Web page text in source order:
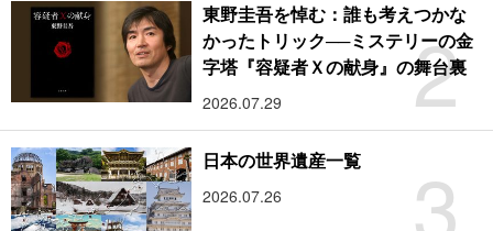
2
東野圭吾を悼む：誰も考えつかな
かったトリック──ミステリーの金
字塔『容疑者Ｘの献身』の舞台裏
2026.07.29
3
日本の世界遺産一覧
2026.07.26